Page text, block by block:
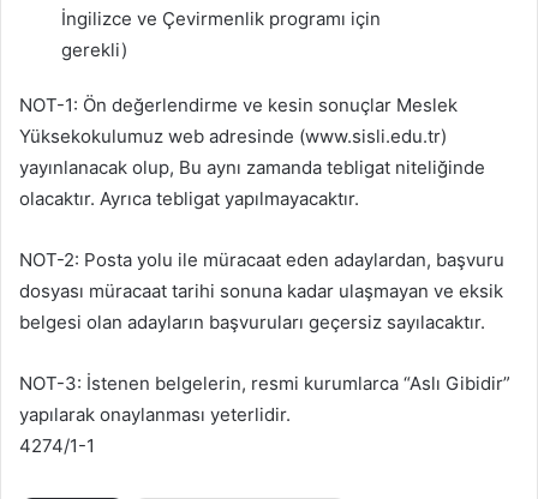
İngilizce ve Çevirmenlik programı için
gerekli)
NOT-1: Ön değerlendirme ve kesin sonuçlar Meslek
Yüksekokulumuz web adresinde (www.sisli.edu.tr)
yayınlanacak olup, Bu aynı zamanda tebligat niteliğinde
olacaktır. Ayrıca tebligat yapılmayacaktır.
NOT-2: Posta yolu ile müracaat eden adaylardan, başvuru
dosyası müracaat tarihi sonuna kadar ulaşmayan ve eksik
belgesi olan adayların başvuruları geçersiz sayılacaktır.
NOT-3: İstenen belgelerin, resmi kurumlarca “Aslı Gibidir”
yapılarak onaylanması yeterlidir.
4274/1-1